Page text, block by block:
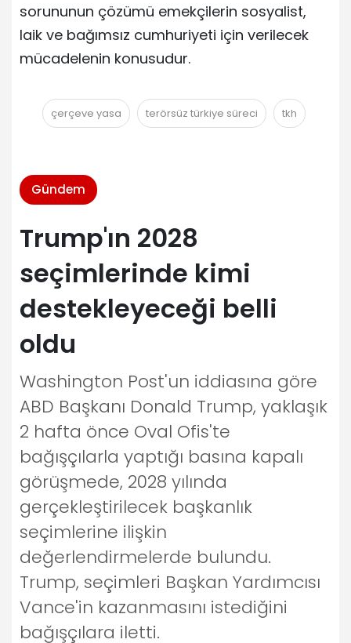
sorununun çözümü emekçilerin sosyalist,
laik ve bağımsız cumhuriyeti için verilecek
mücadelenin konusudur.
çerçeve yasa terörsüz türkiye süreci tkh
Gündem
Trump'ın 2028
seçimlerinde kimi
destekleyeceği belli
oldu
Washington Post'un iddiasına göre
ABD Başkanı Donald Trump, yaklaşık
2 hafta önce Oval Ofis'te
bağışçılarla yaptığı basına kapalı
görüşmede, 2028 yılında
gerçekleştirilecek başkanlık
seçimlerine ilişkin
değerlendirmelerde bulundu.
Trump, seçimleri Başkan Yardımcısı
Vance'in kazanmasını istediğini
bağışçılara iletti.